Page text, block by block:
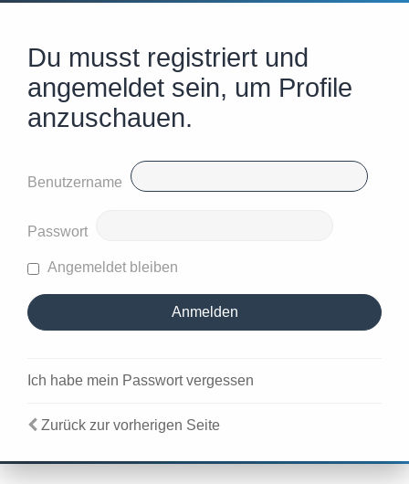
Du musst registriert und
angemeldet sein, um Profile
anzuschauen.
Benutzername
Passwort
Angemeldet bleiben
Ich habe mein Passwort vergessen
Zurück zur vorherigen Seite